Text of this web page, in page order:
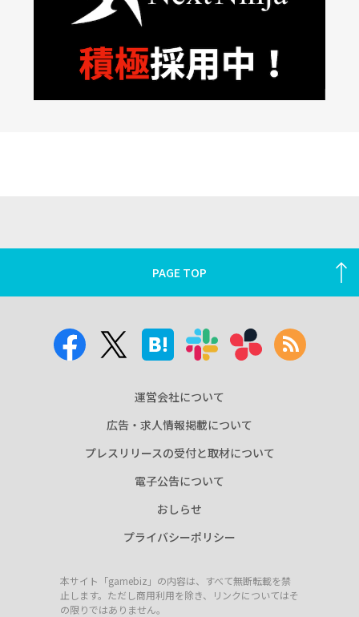
PAGE TOP
運営会社について
広告・求人情報掲載について
プレスリリースの受付と取材について
電子公告について
おしらせ
プライバシーポリシー
本サイト「gamebiz」の内容は、すべて無断転載を禁
止します。ただし商用利用を除き、リンクについてはそ
の限りではありません。